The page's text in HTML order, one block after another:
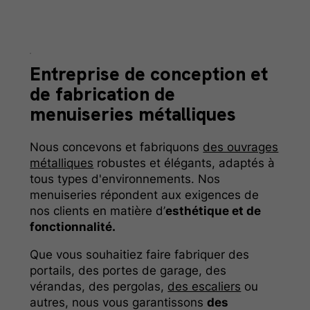
Entreprise de conception et
de fabrication de
menuiseries métalliques
Nous concevons et fabriquons des ouvrages
métalliques robustes et élégants, adaptés à
tous types d'environnements. Nos
menuiseries répondent aux exigences de
nos clients en matière d’esthétique et de
fonctionnalité.
Que vous souhaitiez faire fabriquer des
portails, des portes de garage, des
vérandas, des pergolas, des escaliers ou
autres, nous vous garantissonsdes